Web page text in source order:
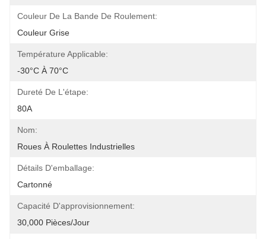
Couleur De La Bande De Roulement:
Couleur Grise
Température Applicable:
-30°C À 70°C
Dureté De L'étape:
80A
Nom:
Roues À Roulettes Industrielles
Détails D'emballage:
Cartonné
Capacité D'approvisionnement:
30,000 Pièces/jour